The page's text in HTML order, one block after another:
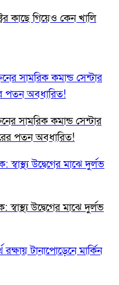
কাছে গিয়েও কেন খালি
সামরিক কমান্ড সেন্টার
পতন অবধারিত!
উদ্বেগের মাঝে দুর্লভ